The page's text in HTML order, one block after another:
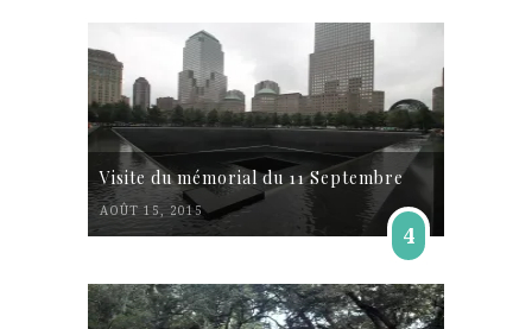
Visite du mémorial du 11 Septembre
AOÛT 15, 2015
4